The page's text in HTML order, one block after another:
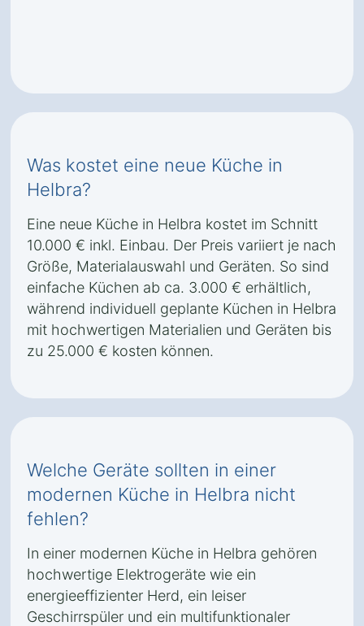
Was kostet eine neue Küche in
Helbra?
Eine neue Küche in Helbra kostet im Schnitt
10.000 € inkl. Einbau. Der Preis variiert je nach
Größe, Materialauswahl und Geräten. So sind
einfache Küchen ab ca. 3.000 € erhältlich,
während individuell geplante Küchen in Helbra
mit hochwertigen Materialien und Geräten bis
zu 25.000 € kosten können.
Welche Geräte sollten in einer
modernen Küche in Helbra nicht
fehlen?
In einer modernen Küche in Helbra gehören
hochwertige Elektrogeräte wie ein
energieeffizienter Herd, ein leiser
Geschirrspüler und ein multifunktionaler